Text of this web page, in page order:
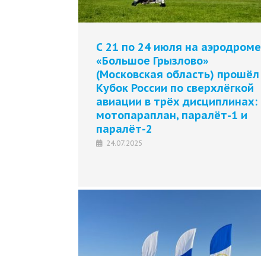
С 21 по 24 июля на аэродроме
«Большое Грызлово»
(Московская область) прошёл
Кубок России по сверхлёгкой
авиации в трёх дисциплинах:
мотопараплан, паралёт-1 и
паралёт-2
24.07.2025